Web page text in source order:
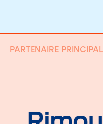
PARTENAIRE PRINCIPAL